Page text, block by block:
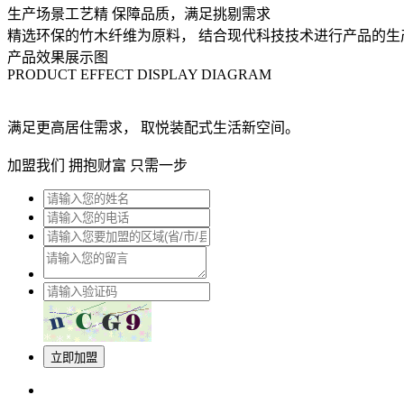
生产场景工艺精 保障品质，满足挑剔需求
精选环保的竹木纤维为原料，
结合现代科技技术进行产品的生
产品效果展示图
PRODUCT EFFECT DISPLAY DIAGRAM
满足更高居住需求， 取悦装配式生活新空间。
加盟我们 拥抱财富 只需一步
立即加盟